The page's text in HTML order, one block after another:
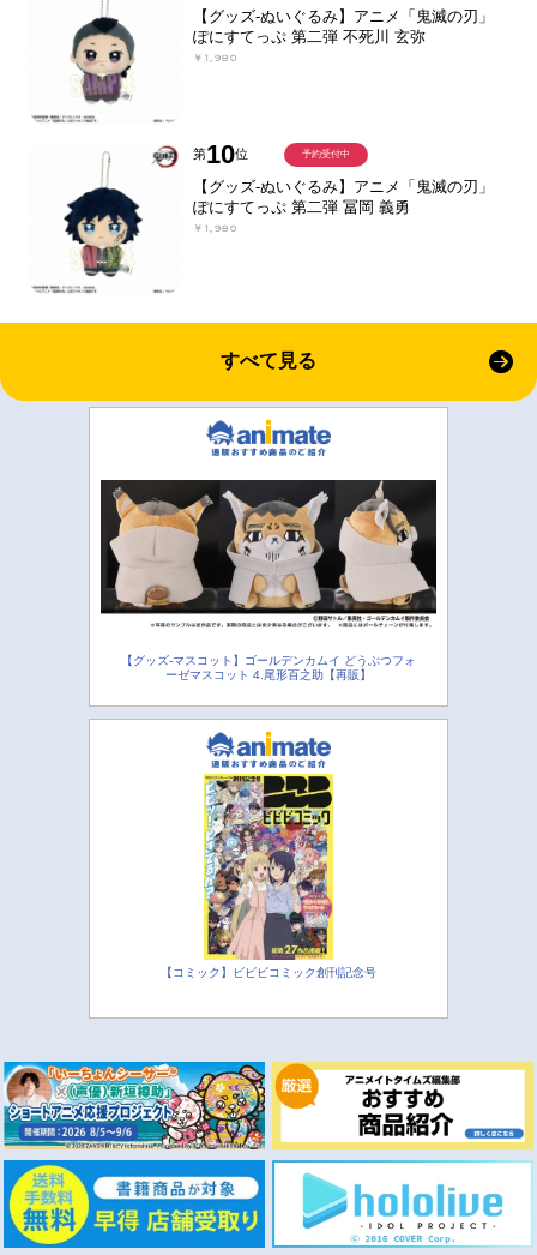
【グッズ-ぬいぐるみ】アニメ「鬼滅の刃」
ぽにすてっぷ 第二弾 不死川 玄弥
￥1,980
第10位
【グッズ-ぬいぐるみ】アニメ「鬼滅の刃」
ぽにすてっぷ 第二弾 冨岡 義勇
￥1,980
予約受付中
すべて見る
【グッズ-マスコット】ゴールデンカムイ どうぶつフォ
ーゼマスコット 4.尾形百之助【再販】
【コミック】ビビビコミック創刊記念号